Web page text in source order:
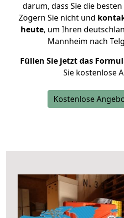
darum, dass Sie die
Zögern Sie nicht und
heute, um Ihren
Mannheim nach
Füllen Sie jetzt das
Sie kostenlose
Kostenlose